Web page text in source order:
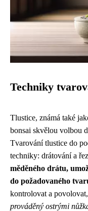
Techniky
Tlustice, známá také
bonsai skvělou volbou
Tvarování tlustice do
techniky: drátování a
měděného drátu,
do požadovaného
kontrolovat a
prováděný ostrými